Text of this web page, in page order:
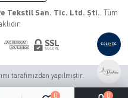
0 0
Tekstil San. Tic. Ltd. Şti. . Tüm
tarafımızdan yapılmıştır.